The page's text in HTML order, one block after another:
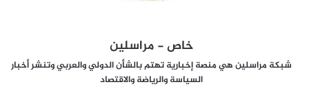
خاص - مراسلين
شبكة مراسلين هي منصة إخبارية تهتم بالشأن الدولي والعربي وتنشر أخبار
السياسة والرياضة والاقتصاد